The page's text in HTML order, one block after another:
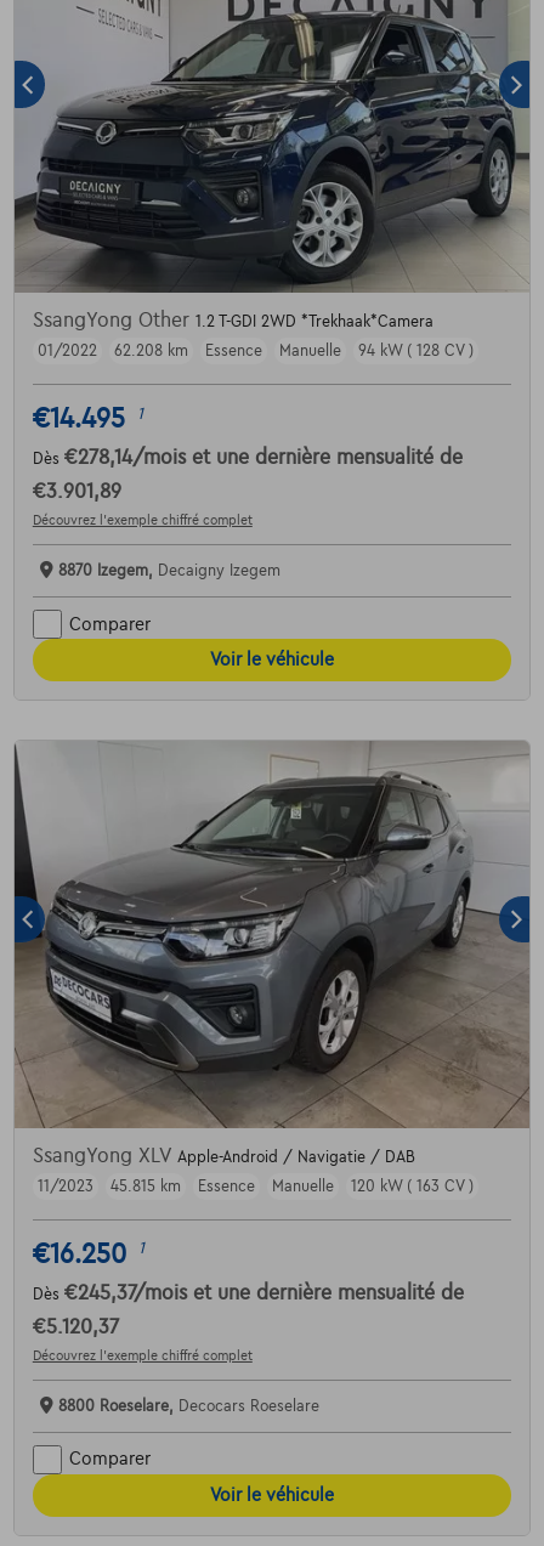
SsangYong Other 1.2 T-GDI 2WD *Trekhaak*Camera
01/2022
62.208 km Essence Manuelle 94 kW ( 128 CV )
€14.495 1
Dès €278,14/mois et une dernière mensualité de
€3.901,89
Découvrez l’exemple chiffré complet
8870 Izegem, Decaigny Izegem
Comparer
Voir le véhicule
SsangYong XLV Apple-Android / Navigatie / DAB
11/2023
45.815 km Essence Manuelle 120 kW ( 163 CV )
€16.250 1
Dès €245,37/mois et une dernière mensualité de
€5.120,37
Découvrez l’exemple chiffré complet
8800 Roeselare, Decocars Roeselare
Comparer
Voir le véhicule